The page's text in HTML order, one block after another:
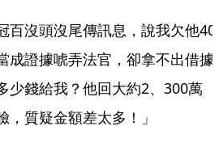
百沒頭沒尾傳訊息，說我欠他
成證據唬弄法官，卻拿不出借據
少錢給我？他回大約2、300萬
，質疑金額差太多！」